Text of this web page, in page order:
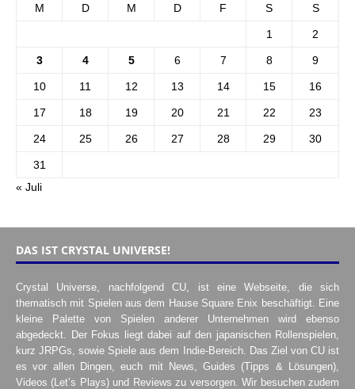
M D M D F S S
1 2
3 4 5 6 7 8 9
10 11 12 13 14 15 16
17 18 19 20 21 22 23
24 25 26 27 28 29 30
31
« Juli
DAS IST CRYSTAL UNIVERSE!
Crystal Universe, nachfolgend CU, ist eine Webseite, die sich
thematisch mit Spielen aus dem Hause Square Enix beschäftigt. Eine
kleine Palette von Spielen anderer Unternehmen wird ebenso
abgedeckt. Der Fokus liegt dabei auf den japanischen Rollenspielen,
kurz JRPGs, sowie Spiele aus dem Indie-Bereich. Das Ziel von CU ist
es vor allen Dingen, euch mit News, Guides (Tipps & Lösungen),
Videos (Let’s Plays) und Reviews zu versorgen. Wir besuchen zudem